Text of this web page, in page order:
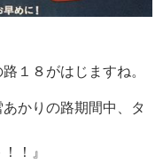
１８がはじますね。
かりの路期間中、タ
！』